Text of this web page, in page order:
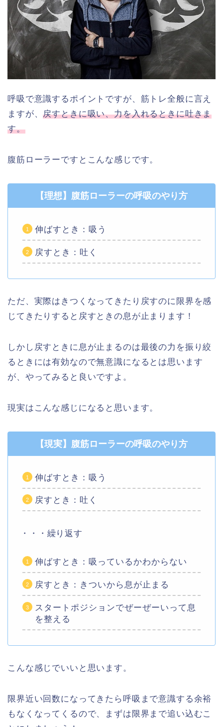
呼吸で意識するポイントですが、筋トレ全般に言え
ますが、戻すときに吸い、力を入れるときに吐きま
す。
腹筋ローラーですとこんな感じです。
【理想】腹筋ローラーの呼吸のやり方
伸ばすとき：吸う
戻すとき：吐く
ただ、実際はきつくなってきたり戻すのに限界を感
じてきたりすると戻すときの息が止まります！
しかし戻すときに息が止まるのは最後の力を振り絞
るときには有効なので無意識になるとは思います
が、やってみると良いですよ。
現実はこんな感じになると思います。
【現実】腹筋ローラーの呼吸のやり方
伸ばすとき：吸う
戻すとき：吐く
・・・繰り返す
伸ばすとき：吸っているかわからない
戻すとき：きついから息が止まる
スタートポジションでぜーぜーいって息
を整える
こんな感じでいいと思います。
限界近い回数になってきたら呼吸まで意識する余裕
もなくなってくるので、まずは限界まで追い込むこ